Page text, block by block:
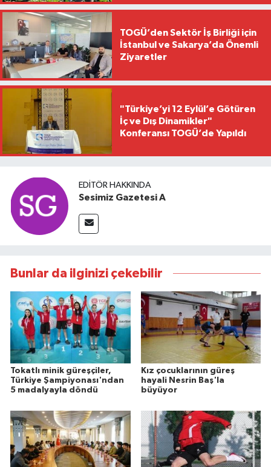
TOGÜ’den Sektör İş Birliği için
İstanbul ve Sakarya’da Önemli
Ziyaretler
"Türkiye’yi 12 Eylül’e Götüren
İç ve Dış Dinamikler"
Konferansı TOGÜ’de Yapıldı
EDITÖR HAKKINDA
Sesimiz Gazetesi A
Bunlar da ilginizi çekebilir
Tokatlı minik güreşçiler,
Türkiye Şampiyonası'ndan
5 madalyayla döndü
Kız çocuklarının güreş
hayali Nesrin Baş'la
büyüyor